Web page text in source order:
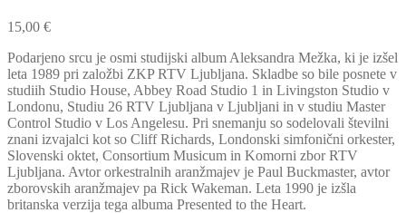
15,00 €
Podarjeno srcu je osmi studijski album Aleksandra Mežka, ki je izšel
leta 1989 pri založbi ZKP RTV Ljubljana. Skladbe so bile posnete v
studiih Studio House, Abbey Road Studio 1 in Livingston Studio v
Londonu, Studiu 26 RTV Ljubljana v Ljubljani in v studiu Master
Control Studio v Los Angelesu. Pri snemanju so sodelovali številni
znani izvajalci kot so Cliff Richards, Londonski simfonični orkester,
Slovenski oktet, Consortium Musicum in Komorni zbor RTV
Ljubljana. Avtor orkestralnih aranžmajev je Paul Buckmaster, avtor
zborovskih aranžmajev pa Rick Wakeman. Leta 1990 je izšla
britanska verzija tega albuma Presented to the Heart.